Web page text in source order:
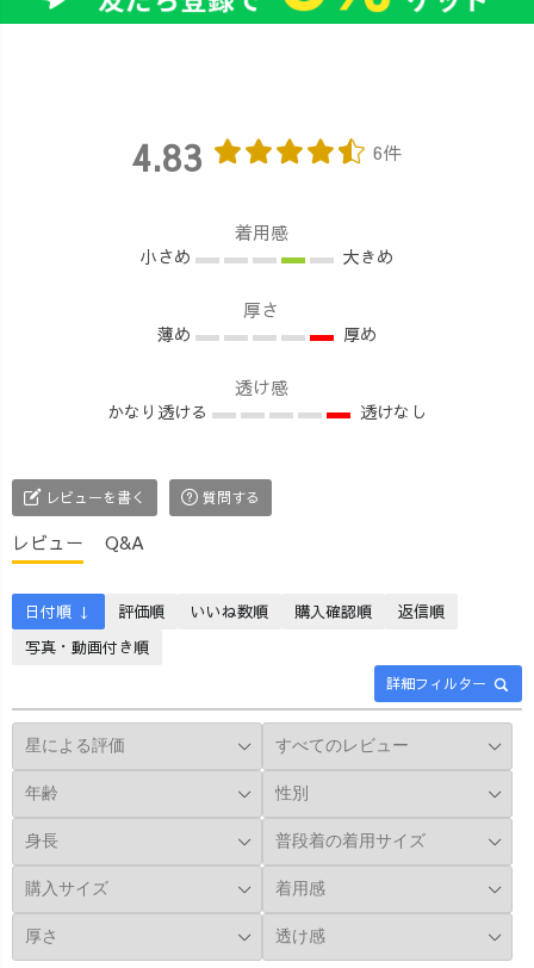
4.83 6件
着用感
小さめ 大きめ
厚さ
薄め 厚め
透け感
かなり透ける 透けなし
レビューを書く 質問する
レビュー Q&A
詳細フィルター
日付順 ↓ 評価順 いいね数順 購入確認順
返信順
写真・動画付き順